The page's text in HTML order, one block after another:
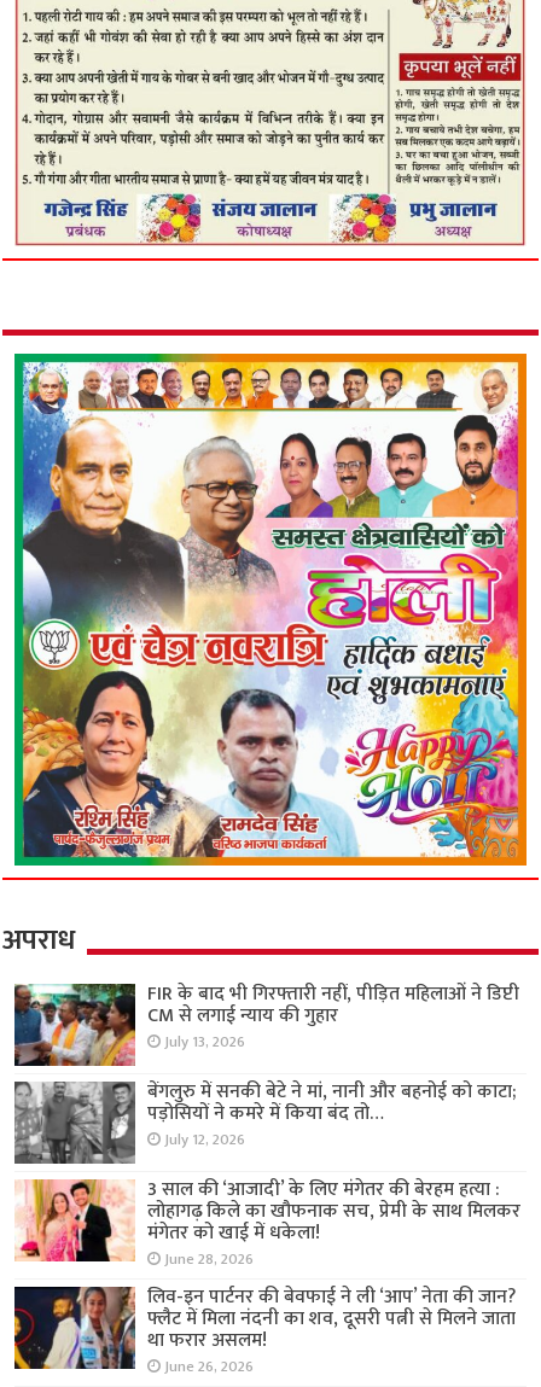
अपराध
FIR के बाद भी गिरफ्तारी नहीं, पीड़ित महिलाओं ने डिप्टी
CM से लगाई न्याय की गुहार
July 13, 2026
बेंगलुरु में सनकी बेटे ने मां, नानी और बहनोई को काटा;
पड़ोसियों ने कमरे में किया बंद तो…
July 12, 2026
3 साल की ‘आजादी’ के लिए मंगेतर की बेरहम हत्या :
लोहागढ़ किले का खौफनाक सच, प्रेमी के साथ मिलकर
मंगेतर को खाई में धकेला!
June 28, 2026
लिव-इन पार्टनर की बेवफाई ने ली ‘आप’ नेता की जान?
फ्लैट में मिला नंदनी का शव, दूसरी पत्नी से मिलने जाता
था फरार असलम!
June 26, 2026